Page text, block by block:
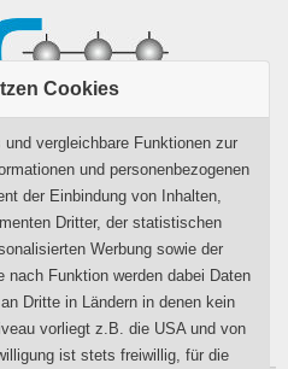
Cookies
vergleichbare Funktionen zur
und personenbezogenen
der Einbindung von Inhalten,
Dritter, der statistischen
Werbung sowie der
nach Funktion werden dabei Daten
Dritte in Ländern in denen kein
vorliegt z.B. die USA und von
ist stets freiwillig, für die